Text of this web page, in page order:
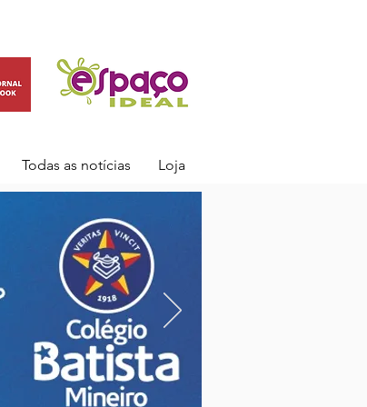
Todas as notícias Loja